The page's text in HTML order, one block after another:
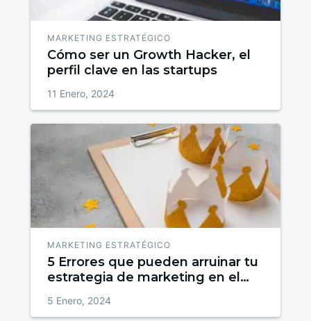
MARKETING ESTRATÉGICO
Cómo ser un Growth Hacker, el
perfil clave en las startups
11 Enero, 2024
MARKETING ESTRATÉGICO
5 Errores que pueden arruinar tu
estrategia de marketing en el
5 Enero, 2024